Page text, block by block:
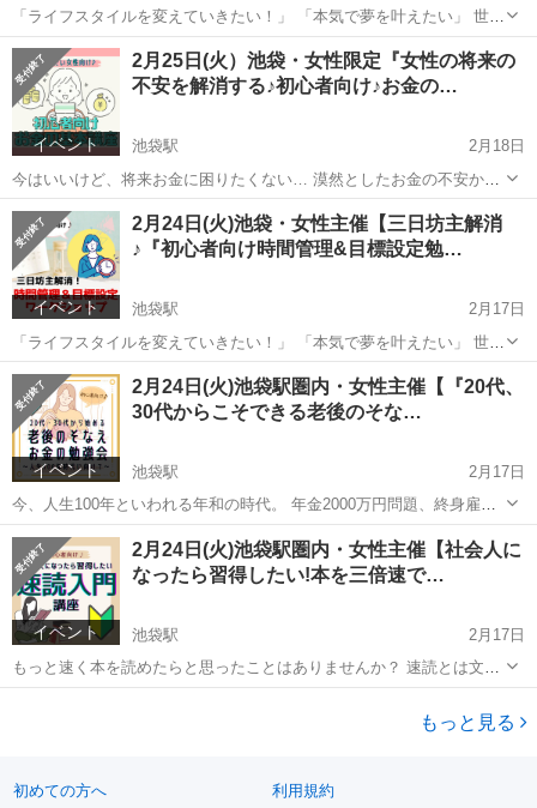
「ライフスタイルを変えていきたい！」 「本気で夢を叶えたい」 世界
中の人に愛されている７つの習慣。 人生100年時代や経済不安、withコ
ロナの社会でも豊かに過ごせる自立した考えと行動力を与えてくれま
す。 当...
東京 池袋駅 その他 勉強会
イベント
2月25日(火）池袋・女性限定『女性の将来の
不安を解消する♪初心者向け♪お金の…
池袋駅
2月18日
今はいいけど、将来お金に困りたくない… 漠然としたお金の不安から
解放されたい… 物価は上がってるのに、給料は上がらない… などと思
う方も多いのではないでしょうか？ 結婚や育児、家計のやりくり、住
宅ローンや老後...
東京 豊島区 池袋駅 その他
イベント
2月24日(火)池袋・女性主催【三日坊主解消
♪『初心者向け時間管理&目標設定勉…
池袋駅
2月17日
「ライフスタイルを変えていきたい！」 「本気で夢を叶えたい」 世界
中の人に愛されている７つの習慣。 人生100年時代や経済不安、withコ
ロナの社会でも豊かに過ごせる自立した考えと行動力を与えてくれま
す。 当...
東京 新宿区 池袋駅 その他
イベント
2月24日(火)池袋駅圏内・女性主催【『20代、
30代からこそできる老後のそな…
池袋駅
2月17日
今、人生100年といわれる年和の時代。 年金2000万円問題、終身雇用
の破綻など、将来や老後が不安に感じるときはありませんか？ ・コロ
ナ禍で収入が減り将来が不安… ・将来何歳までいきるかわからない。
・年金の...
東京 池袋駅 その他
イベント
2月24日(火)池袋駅圏内・女性主催【社会人に
なったら習得したい!本を三倍速で…
池袋駅
2月17日
もっと速く本を読めたらと思ったことはありませんか？ 速読とは文字
通り本を速く読むこと。 池袋速読会では、積み本とおさらばして沢山
の知識を詰め込み、読みたい本をサクッと読めるスキルを学むことが
もっと見る
初めての方へ 利用規約